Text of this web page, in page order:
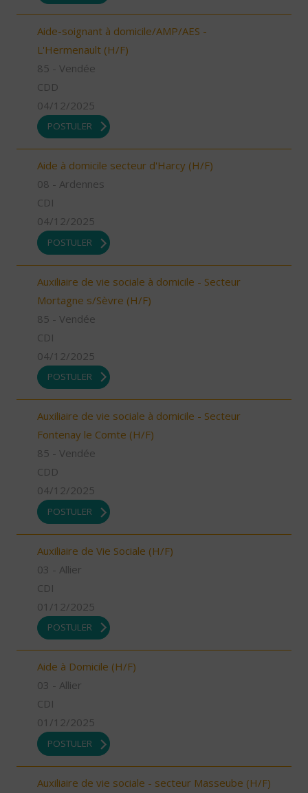
Aide-soignant à domicile/AMP/AES -
L'Hermenault (H/F)
85 - Vendée
CDD
04/12/2025
POSTULER
Aide à domicile secteur d'Harcy (H/F)
08 - Ardennes
CDI
04/12/2025
POSTULER
Auxiliaire de vie sociale à domicile - Secteur
Mortagne s/Sèvre (H/F)
85 - Vendée
CDI
04/12/2025
POSTULER
Auxiliaire de vie sociale à domicile - Secteur
Fontenay le Comte (H/F)
85 - Vendée
CDD
04/12/2025
POSTULER
Auxiliaire de Vie Sociale (H/F)
03 - Allier
CDI
01/12/2025
POSTULER
Aide à Domicile (H/F)
03 - Allier
CDI
01/12/2025
POSTULER
Auxiliaire de vie sociale - secteur Masseube (H/F)